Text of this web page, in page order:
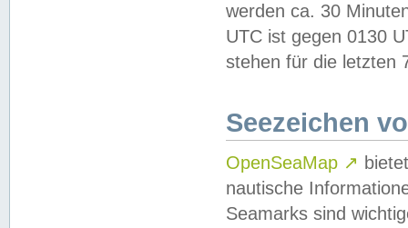
werden ca. 30
UTC ist gegen 0130
stehen für die letzten
Seezeichen
OpenSeaMap ↗
nautische
Seamarks sind